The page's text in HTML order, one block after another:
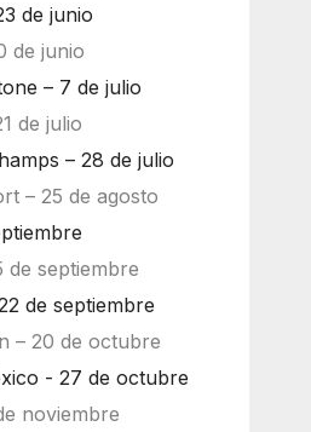
de junio
de junio
– 7 de julio
de julio
– 28 de julio
– 25 de agosto
de septiembre
de septiembre
– 20 de octubre
- 27 de octubre
noviembre